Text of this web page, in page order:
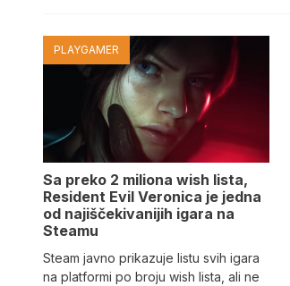
PLAYGAMER
Sa preko 2 miliona wish lista,
Resident Evil Veronica je jedna
od najiščekivanijih igara na
Steamu
Steam javno prikazuje listu svih igara
na platformi po broju wish lista, ali ne